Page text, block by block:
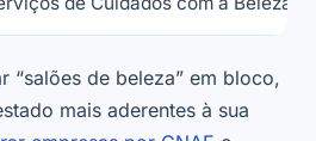
“salões de beleza” em bloco,
mais aderentes à sua